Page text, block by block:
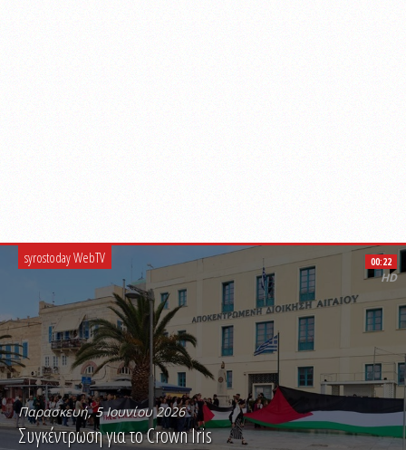
syrostoday WebTV
Παρασκευή, 5 Ιουνίου 2026
Συγκέντρωση για το Crown Iris
00:22
HD